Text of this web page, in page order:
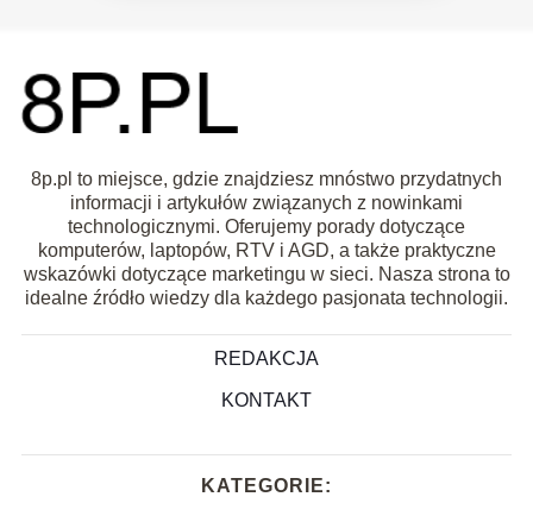
8p.pl to miejsce, gdzie znajdziesz mnóstwo przydatnych
informacji i artykułów związanych z nowinkami
technologicznymi. Oferujemy porady dotyczące
komputerów, laptopów, RTV i AGD, a także praktyczne
wskazówki dotyczące marketingu w sieci. Nasza strona to
idealne źródło wiedzy dla każdego pasjonata technologii.
REDAKCJA
KONTAKT
KATEGORIE: